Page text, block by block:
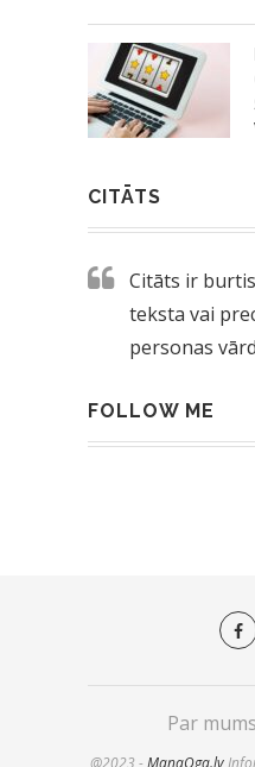
CITĀTS
Citāts ir
teksta vai
personas
FOLLOW ME
Par